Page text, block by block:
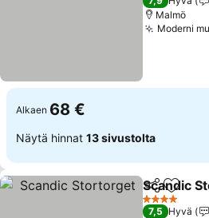
Malmö
Moderni
Alkaen 68 €
Näytä hinnat 13 sivustolta
Jaa Lisää
Scandic
4 Tähtiluokitus
7,5 Hyvä